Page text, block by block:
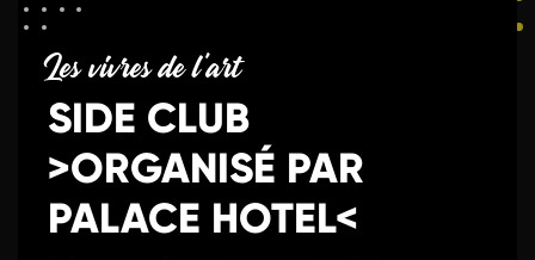
Les vivres de l'art
SIDE CLUB
>ORGANISÉ PAR
PALACE HOTEL<